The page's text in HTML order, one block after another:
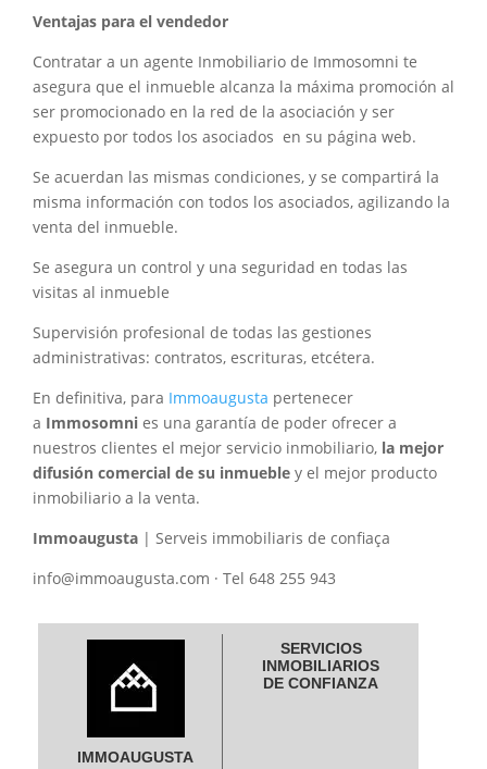
Ventajas para el vendedor
Contratar a un agente Inmobiliario de Immosomni te
asegura que el inmueble alcanza la máxima promoción al
ser promocionado en la red de la asociación y ser
expuesto por todos los asociados en su página web.
Se acuerdan las mismas condiciones, y se compartirá la
misma información con todos los asociados, agilizando la
venta del inmueble.
Se asegura un control y una seguridad en todas las
visitas al inmueble
Supervisión profesional de todas las gestiones
administrativas: contratos, escrituras, etcétera.
En definitiva, para Immoaugusta pertenecer
a Immosomni es una garantía de poder ofrecer a
nuestros clientes el mejor servicio inmobiliario, la mejor
difusión comercial de su inmueble y el mejor producto
inmobiliario a la venta.
Immoaugusta | Serveis immobiliaris de confiaça
info@immoaugusta.com · Tel 648 255 943
IMMOAUGUSTA
SERVICIOS
INMOBILIARIOS
DE CONFIANZA